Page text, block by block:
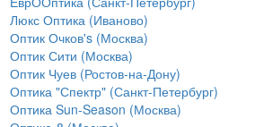
Люкс Оптика (Иваново)
Оптик Очков's (Москва)
Оптик Сити (Москва)
Оптик Чуев (Ростов-на-Дону)
Оптика "Спектр" (Санкт-Петербург)
Оптика Sun-Season (Москва)